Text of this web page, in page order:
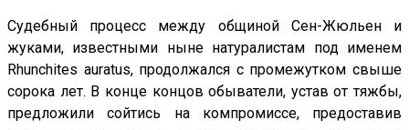
Судебный процесс между общиной Сен-Жюльен и
жуками, известными ныне натуралистам под именем
Rhunchites auratus, продолжался с промежутком свыше
сорока лет. В конце концов обыватели, устав от тяжбы,
предложили сойтись на компромиссе, предоставив